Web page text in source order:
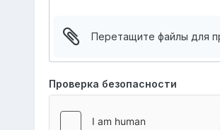
Перетащите файлы для
Проверка безопасности